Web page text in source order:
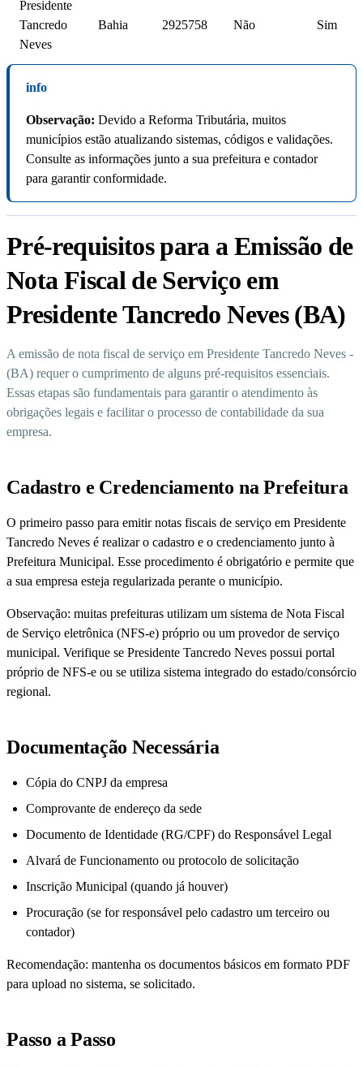
Presidente
Tancredo
Neves
Bahia 2925758 Não Sim
info
Observação: Devido a Reforma Tributária, muitos
municípios estão atualizando sistemas, códigos e validações.
Consulte as informações junto a sua prefeitura e contador
para garantir conformidade.
Pré-requisitos para a Emissão de
Nota Fiscal de Serviço em
Presidente Tancredo Neves (BA)
A emissão de nota fiscal de serviço em Presidente Tancredo Neves -
(BA) requer o cumprimento de alguns pré-requisitos essenciais.
Essas etapas são fundamentais para garantir o atendimento às
obrigações legais e facilitar o processo de contabilidade da sua
empresa.
Cadastro e Credenciamento na Prefeitura
O primeiro passo para emitir notas fiscais de serviço em Presidente
Tancredo Neves é realizar o cadastro e o credenciamento junto à
Prefeitura Municipal. Esse procedimento é obrigatório e permite que
a sua empresa esteja regularizada perante o município.
Observação: muitas prefeituras utilizam um sistema de Nota Fiscal
de Serviço eletrônica (NFS-e) próprio ou um provedor de serviço
municipal. Verifique se Presidente Tancredo Neves possui portal
próprio de NFS-e ou se utiliza sistema integrado do estado/consórcio
regional.
Documentação Necessária
Cópia do CNPJ da empresa
Comprovante de endereço da sede
Documento de Identidade (RG/CPF) do Responsável Legal
Alvará de Funcionamento ou protocolo de solicitação
Inscrição Municipal (quando já houver)
Procuração (se for responsável pelo cadastro um terceiro ou
contador)
Recomendação: mantenha os documentos básicos em formato PDF
para upload no sistema, se solicitado.
Passo a Passo